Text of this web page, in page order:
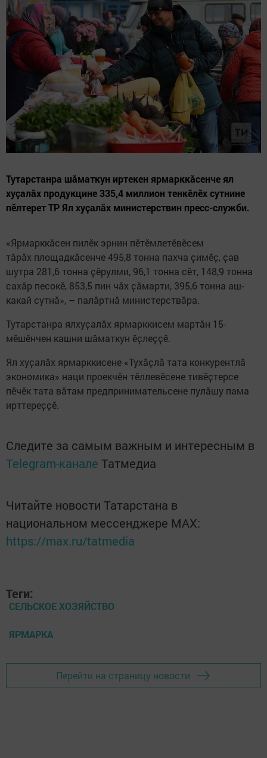
Тутарстанра шăматкун иртекен ярмарккăсенче ял
хуҫалӑх продукцине 335,4 миллион тенкӗлӗх сутнине
пӗлтерет ТР Ял хуҫалӑх министерствин пресс-служби.
«Ярмарккӑсен пилӗк эрнин пӗтӗмлетӗвӗсем
тӑрӑх площадкӑсенче 495,8 тонна пахча ҫимӗҫ, ҫав
шутра 281,6 тонна ҫӗрулми, 96,1 тонна сӗт, 148,9 тонна
сахӑр песокӗ, 853,5 пин чӑх ҫӑмарти, 395,6 тонна аш-
какай сутнă», – палӑртнӑ министерствӑра.
Тутарстанра ялхуҫалӑх ярмарккисем мартăн 15-
мӗшӗнчен кашни шӑматкун ӗҫлеҫҫӗ.
Ял хуҫалӑх ярмарккисене «Тухӑҫлӑ тата конкурентлӑ
экономика» наци проекчӗн тӗллевӗсене тивӗҫтерсе
пӗчӗк тата вӑтам предпринимательсене пулӑшу пама
ирттереҫҫӗ.
Следите за самым важным и интересным в
Telegram-канале Татмедиа
Читайте новости Татарстана в
национальном мессенджере MАХ:
https://max.ru/tatmedia
Теги:
СЕЛЬСКОЕ ХОЗЯЙСТВО
ЯРМАРКА
Перейти на страницу новости